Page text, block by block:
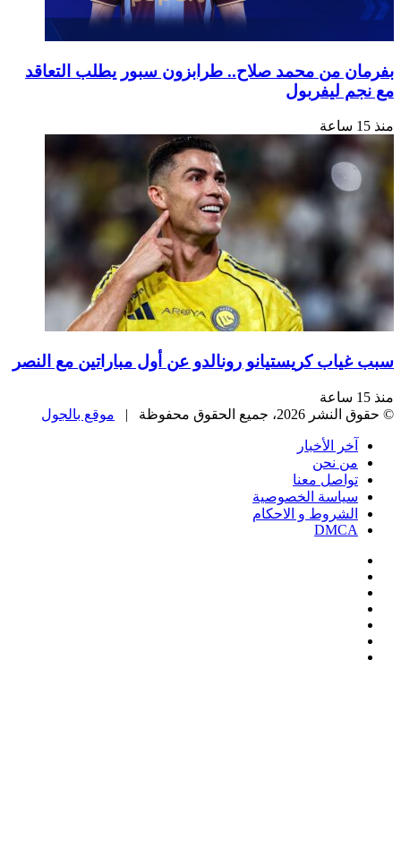
بفرمان من محمد صلاح.. طرابزون سبور يطلب التعاقد
مع نجم ليفربول
منذ 15 ساعة
سبب غياب كريستيانو رونالدو عن أول مباراتين مع النصر
منذ 15 ساعة
© حقوق النشر 2026، جميع الحقوق محفوظة |
موقع بالجول
آخر الأخبار
من نحن
تواصل معنا
سياسة الخصوصية
الشروط و الاحكام
DMCA